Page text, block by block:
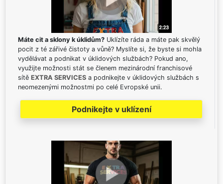
Máte cit a sklony k úklidům? Uklízíte ráda a máte pak skvělý
pocit z té zářivé čistoty a vůně? Myslíte si, že byste si mohla
vydělávat a podnikat v úklidových službách? Pokud ano,
využijte možnosti stát se členem mezinárodní franchisové
sítě EXTRA SERVICES a podnikejte v úklidových službách s
neomezenými možnostmi po celé Evropské unii.
Podnikejte v uklízení